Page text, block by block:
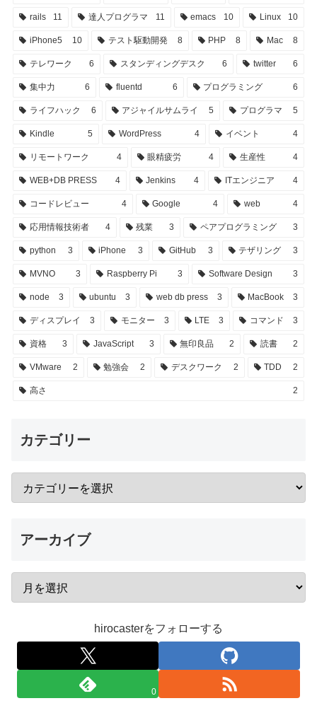
rails 11 達人プログラマ 11 emacs 10 Linux 10
iPhone5 10 テスト駆動開発 8 PHP 8 Mac 8
テレワーク 6 スタンディングデスク 6 twitter 6
集中力 6 fluentd 6 プログラミング 6
ライフハック 6 アジャイルサムライ 5 プログラマ 5
Kindle 5 WordPress 4 イベント 4
リモートワーク 4 眼精疲労 4 生産性 4
WEB+DB PRESS 4 Jenkins 4 ITエンジニア 4
コードレビュー 4 Google 4 web 4
応用情報技術者 4 残業 3 ペアプログラミング 3
python 3 iPhone 3 GitHub 3 テザリング 3
MVNO 3 Raspberry Pi 3 Software Design 3
node 3 ubuntu 3 web db press 3 MacBook 3
ディスプレイ 3 モニター 3 LTE 3 コマンド 3
資格 3 JavaScript 3 無印良品 2 読書 2
VMware 2 勉強会 2 デスクワーク 2 TDD 2
高さ 2
カテゴリー
アーカイブ
hirocasterをフォローする
0